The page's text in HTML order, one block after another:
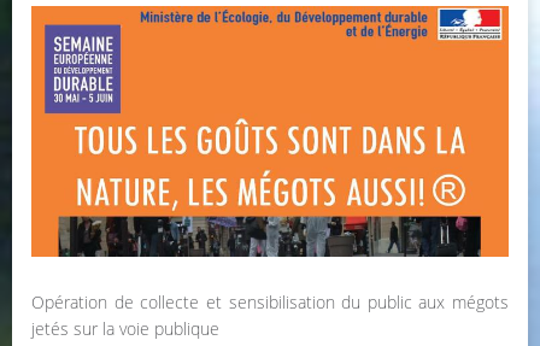
Opération de collecte et sensibilisation du public aux mégots
jetés sur la voie publique